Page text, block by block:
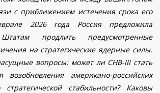
с приближением истечения срока его
2026 года Россия предложила
продлить предусмотренные
на стратегические ядерные силы.
вопросы: может ли СНВ-III стать
возобновления американо-российских
стабильности? Каковы